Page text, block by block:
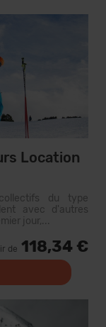
Location
du type
avec d'autres
jour,...
de 118,34 €